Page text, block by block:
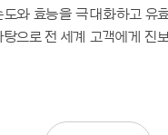
와 효능을 극대화하고 유
으로 전 세계 고객에게 진